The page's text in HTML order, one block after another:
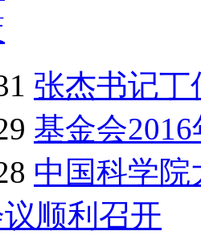
张杰书记丁
基金会
中国科学
顺利召开